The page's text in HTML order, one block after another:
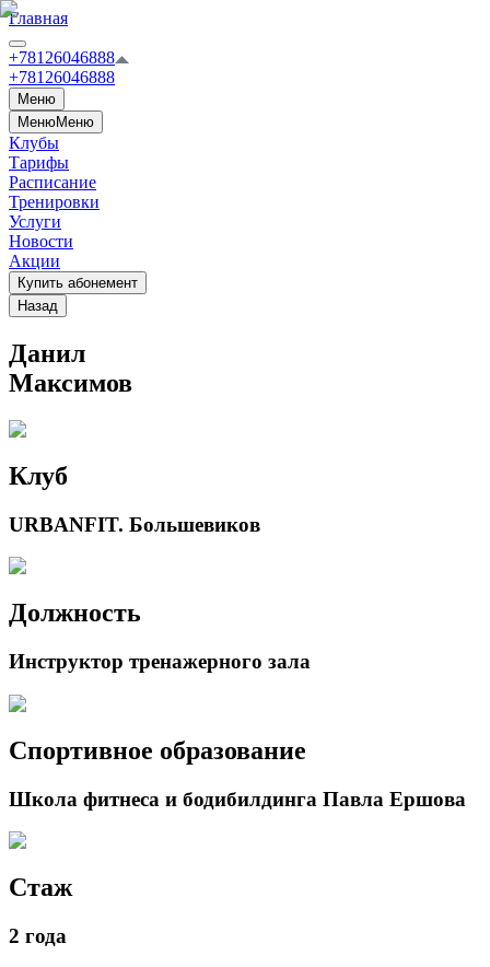
Главная
+78126046888
+78126046888
Меню
МенюМеню
Клубы
Тарифы
Расписание
Тренировки
Услуги
Новости
Акции
Купить абонемент
Назад
Данил
Максимов
Клуб
URBANFIT. Большевиков
Должность
Инструктор тренажерного зала
Спортивное образование
Школа фитнеса и бодибилдинга Павла Ершова
Стаж
2 года